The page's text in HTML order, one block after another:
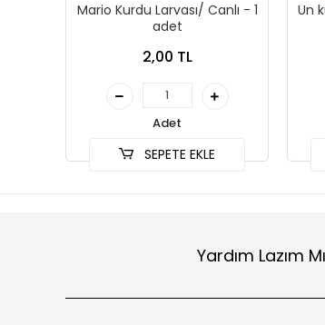
Mario Kurdu Larvası/ Canlı - 1
adet
2,00 TL
Adet
SEPETE EKLE
Un
Yardım Lazım